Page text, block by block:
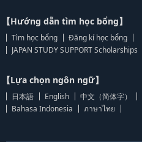
【Hướng dẫn tìm học bổng】
Tìm học bổng
Đăng kí học bổng
JAPAN STUDY SUPPORT Scholarships
【Lựa chọn ngôn ngữ】
日本語 English 中文（简体字）
Bahasa Indonesia
ภาษาไทย